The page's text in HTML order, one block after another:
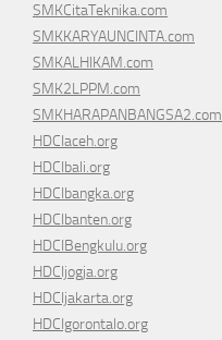
SMKCitaTeknika.com
SMKKARYAUNCINTA.com
SMKALHIKAM.com
SMK2LPPM.com
SMKHARAPANBANGSA2.com
HDCIaceh.org
HDCIbali.org
HDCIbangka.org
HDCIbanten.org
HDCIBengkulu.org
HDCIjogja.org
HDCIjakarta.org
HDCIgorontalo.org